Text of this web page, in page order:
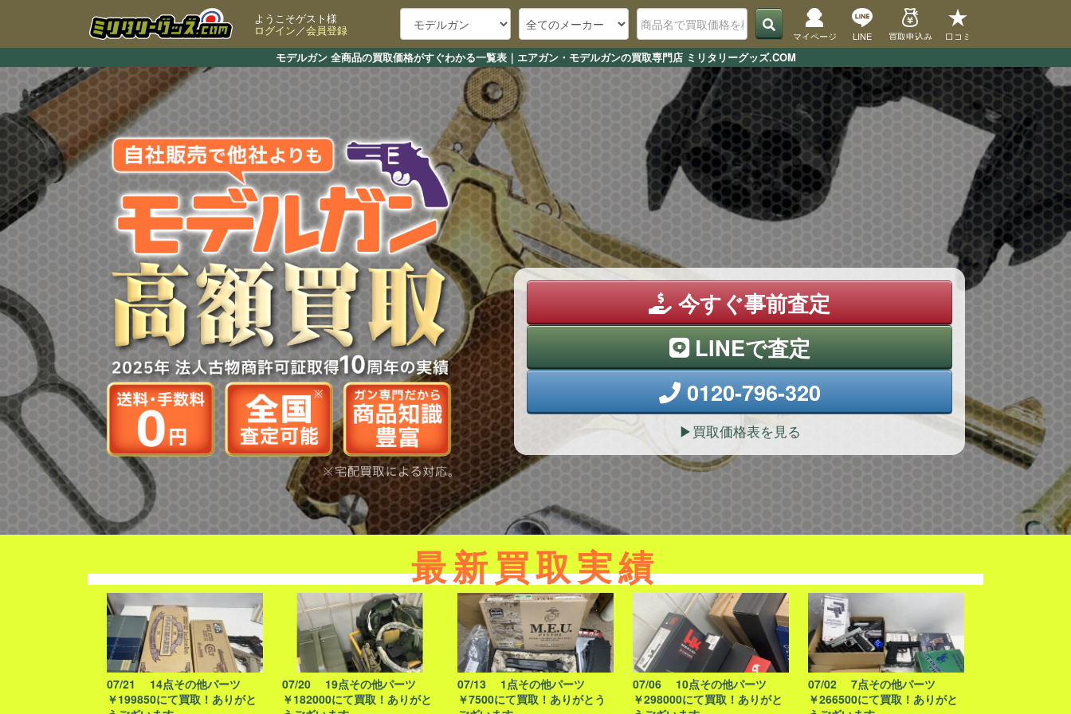
モデルガン 全商品の買取価格がすぐわかる一覧表｜エアガン・モデルガンの買取専門店 ミリタリーグッズ.COM
ようこそゲスト様
ログイン／会員登録 マイページ LINE 買取申込み 口コミ
今すぐ事前査定
LINEで査定
0120-796-320
買取価格表を見る
最新買取実績
07/21 14点その他パーツ
￥199850にて買取！ありがと
07/20 19点その他パーツ
￥182000にて買取！ありがと
07/13 1点その他パーツ
￥7500にて買取！ありがとう
07/06 10点その他パーツ
￥298000にて買取！ありがと
07/02 7点その他パーツ
￥266500にて買取！ありがと